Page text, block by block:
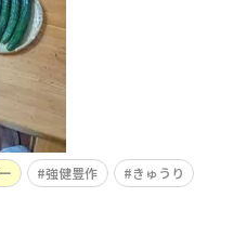
強健豊作
きゅうり